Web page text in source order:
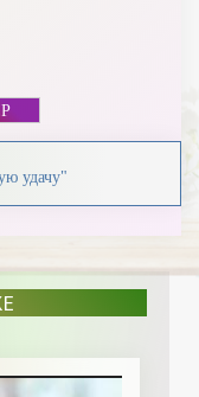
удачу"